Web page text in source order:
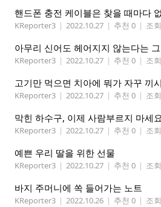
핸드폰 충전 케이블은 찾을 때마다
KReporter3 | 2022.10.27 | 추천 0 | 조
아무리 신어도 헤어지지 않는다는
KReporter3 | 2022.10.27 | 추천 0 | 조
고기만 먹으면 치아에 뭐가 자꾸 끼
KReporter3 | 2022.10.27 | 추천 0 | 조
막힌 하수구, 이제 사람부르지 마세
KReporter3 | 2022.10.27 | 추천 0 | 조
예쁜 우리 딸을 위한 선물
KReporter3 | 2022.10.27 | 추천 0 | 조
바지 주머니에 쏙 들어가는 노트
KReporter3 | 2022.10.26 | 추천 0 | 조